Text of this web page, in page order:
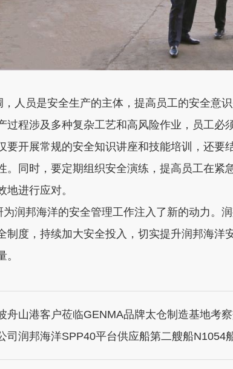
人员是安全生产的主体，提高员工的安全意
过程涉及多种复杂工艺和高风险作业，员工必
要开展常规的安全知识讲座和技能培训，还
。同时，要定期组织安全演练，提高员工在
地进行应对。
润邦海洋的安全管理工作注入了新的动力。
制度，持续加大安全投入，切实提升润邦海
。
舟山港客户莅临GENMA品牌太仓制造基地考
司润邦海洋SPP40平台供应船第二艘船N1054